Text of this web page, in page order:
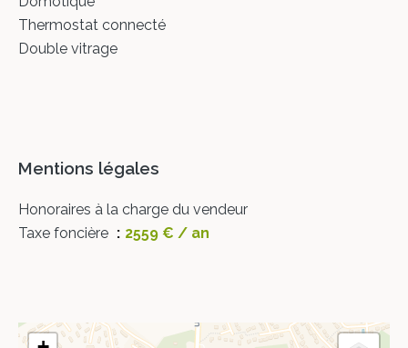
Thermostat connecté
Double vitrage
Mentions légales
Honoraires à la charge du vendeur
Taxe foncière
2559 € / an